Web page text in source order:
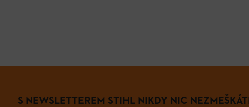
S NEWSLETTEREM STIHL NIKDY NIC